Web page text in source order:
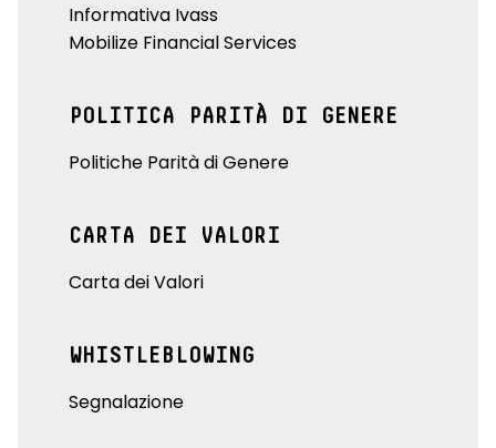
Informativa Ivass
Mobilize Financial Services
POLITICA PARITÀ DI GENERE
Politiche Parità di Genere
CARTA DEI VALORI
Carta dei Valori
WHISTLEBLOWING
Segnalazione